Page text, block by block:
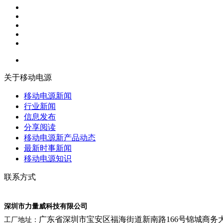
关于移动电源
移动电源新闻
行业新闻
信息发布
分享阅读
移动电源新产品动态
最新时事新闻
移动电源知识
联系方式
深圳市力量威科技有限公司
工厂地址： 广东省深圳市宝安区福海街道新南路166号锦城商务